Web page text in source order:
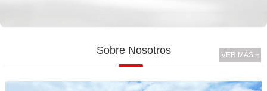
Sobre Nosotros VER MÁS +